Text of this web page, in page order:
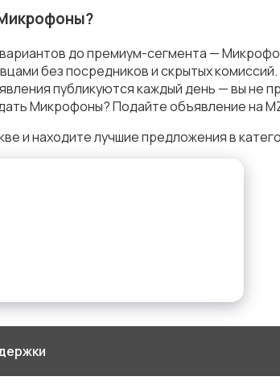
до премиум-сегмента —
без посредников и скрытых комиссий.
публикуются каждый день — вы не
Микрофоны? Подайте объявление на
и находите лучшие предложения в